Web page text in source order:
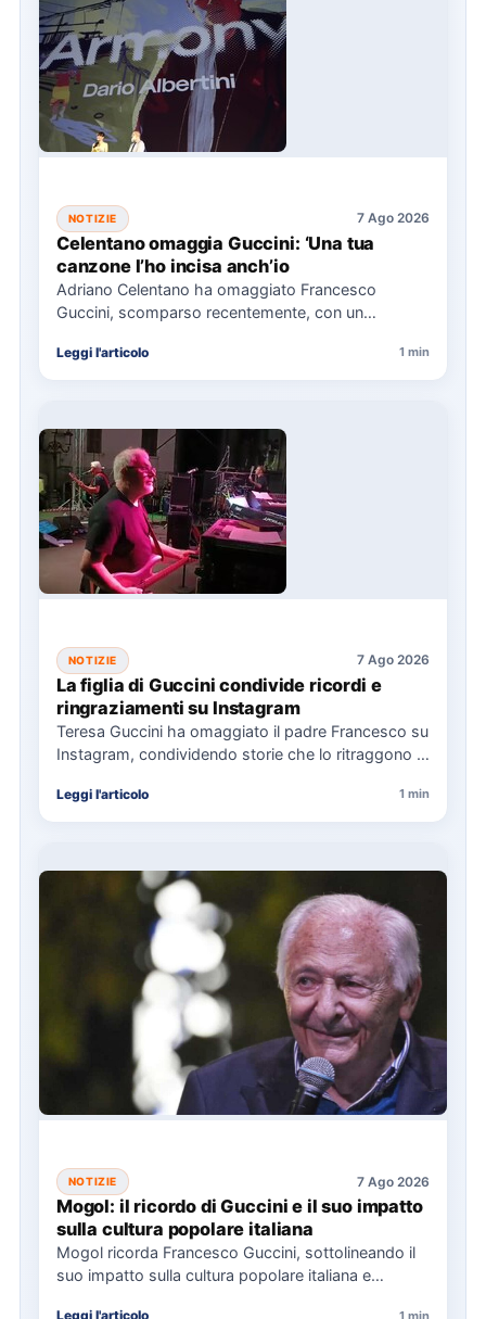
NOTIZIE 7 Ago 2026
Celentano omaggia Guccini: ‘Una tua
canzone l’ho incisa anch’io
Adriano Celentano ha omaggiato Francesco
Guccini, scomparso recentemente, con un
"Vite" che…
Leggi l'articolo 1 min
NOTIZIE 7 Ago 2026
La figlia di Guccini condivide ricordi e
ringraziamenti su Instagram
Teresa Guccini ha omaggiato il padre Francesco su
Instagram, condividendo storie che lo ritraggono in
Leggi l'articolo 1 min
NOTIZIE 7 Ago 2026
Mogol: il ricordo di Guccini e il suo impatto
sulla cultura popolare italiana
Mogol ricorda Francesco Guccini, sottolineando il
suo impatto sulla cultura popolare italiana e
Leggi l'articolo 1 min